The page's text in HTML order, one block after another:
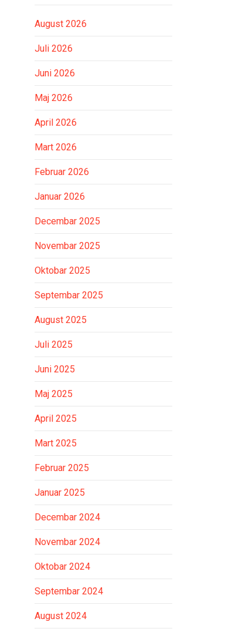
August 2026
Juli 2026
Juni 2026
Maj 2026
April 2026
Mart 2026
Februar 2026
Januar 2026
Decembar 2025
Novembar 2025
Oktobar 2025
Septembar 2025
August 2025
Juli 2025
Juni 2025
Maj 2025
April 2025
Mart 2025
Februar 2025
Januar 2025
Decembar 2024
Novembar 2024
Oktobar 2024
Septembar 2024
August 2024